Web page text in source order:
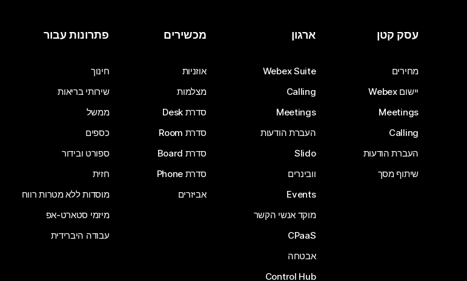
עסק קטן
מחירים
יישום Webex
Meetings
Calling
העברת הודעות
שיתוף מסך
ארגון
Webex Suite
Calling
Meetings
העברת הודעות
Slido
וובינרים
Events
מוקד אנשי הקשר
CPaaS
אבטחה
Control Hub
מכשירים
אוזניות
מצלמות
סדרת Desk
סדרת Room
סדרת Board
סדרת Phone
אביזרים
פתרונות עבור
חינוך
שירותי בריאות
ממשל
כספים
ספורט ובידור
חזית
מוסדות ללא מטרות רווח
מיזמי סטארט-אפ
עבודה היברידית